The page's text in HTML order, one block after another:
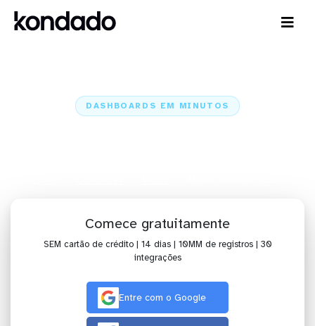
DASHBOARDS EM MINUTOS
Comece gratuitamente
SEM cartão de crédito | 14 dias | 10MM de registros | 30
integrações
Entre com o Google